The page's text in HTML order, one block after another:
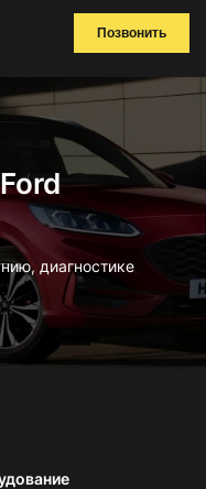
Позвонить
диагностике